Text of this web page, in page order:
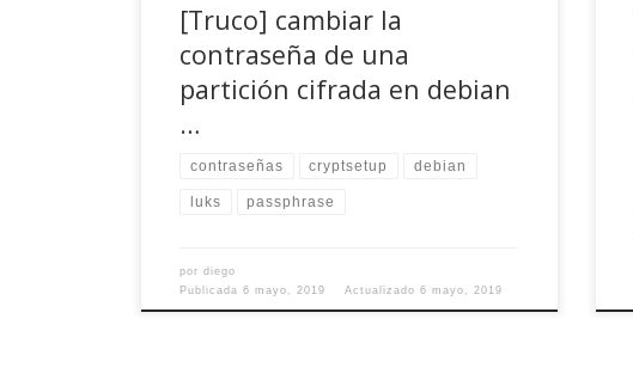
[Truco] cambiar la
contraseña de una
partición cifrada en debian
…
contraseñas cryptsetup debian
luks passphrase
pordiego
Publicada6 mayo, 2019 Actualizado6 mayo, 2019